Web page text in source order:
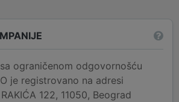
ocena
ograničenom odgovornošću
je registrovano na adresi
122, 11050, Beograd